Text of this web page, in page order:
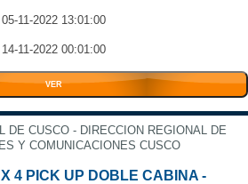
05-11-2022 13:01:00
14-11-2022 00:01:00
VER
DE CUSCO - DIRECCION REGIONAL DE
Y COMUNICACIONES CUSCO
4 PICK UP DOBLE CABINA -